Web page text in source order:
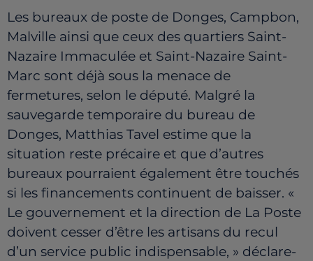
Les bureaux de poste de Donges, Campbon,
Malville ainsi que ceux des quartiers Saint-
Nazaire Immaculée et Saint-Nazaire Saint-
Marc sont déjà sous la menace de
fermetures, selon le député. Malgré la
sauvegarde temporaire du bureau de
Donges, Matthias Tavel estime que la
situation reste précaire et que d’autres
bureaux pourraient également être touchés
si les financements continuent de baisser. «
Le gouvernement et la direction de La Poste
doivent cesser d’être les artisans du recul
d’un service public indispensable, » déclare-